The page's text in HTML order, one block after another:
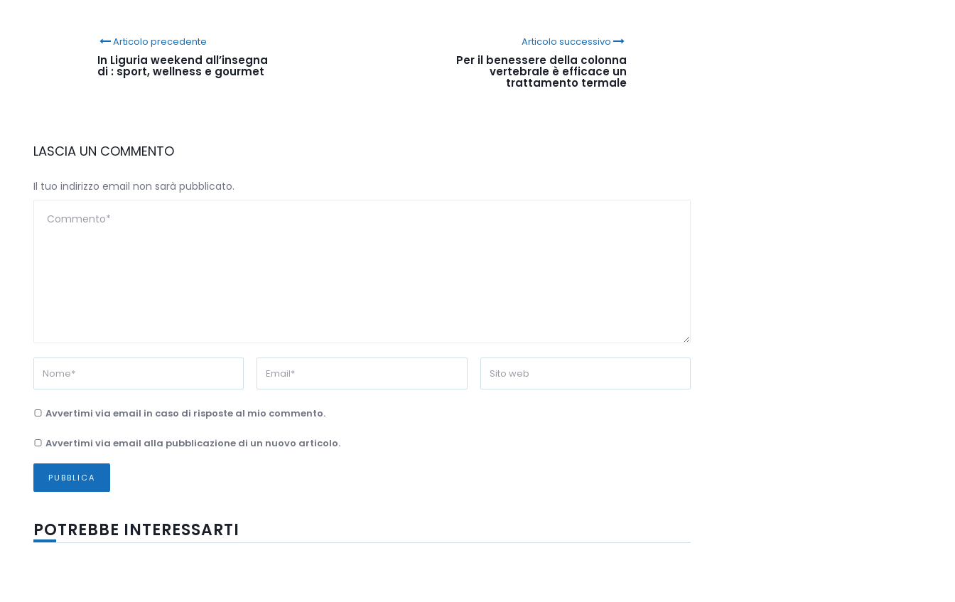
Articolo precedente
In Liguria weekend all’insegna
di : sport, wellness e gourmet
Articolo successivo
Per il benessere della colonna
vertebrale è efficace un
trattamento termale
LASCIA UN COMMENTO
Il tuo indirizzo email non sarà pubblicato.
Avvertimi via email in caso di risposte al mio commento.
Avvertimi via email alla pubblicazione di un nuovo articolo.
POTREBBE INTERESSARTI